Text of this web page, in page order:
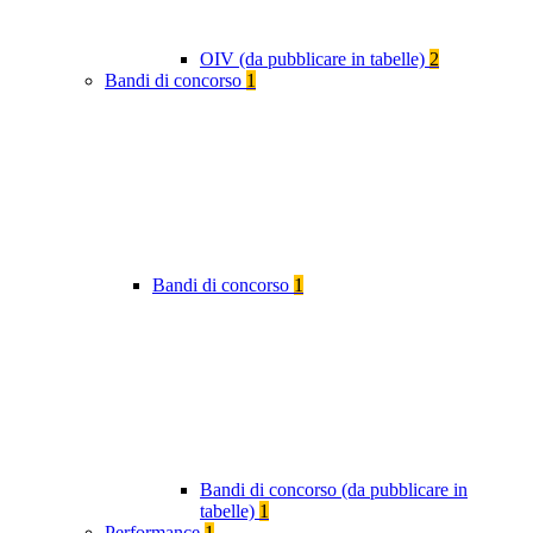
OIV (da pubblicare in tabelle) 2
Bandi di concorso 1
Bandi di concorso 1
Bandi di concorso (da pubblicare in
tabelle) 1